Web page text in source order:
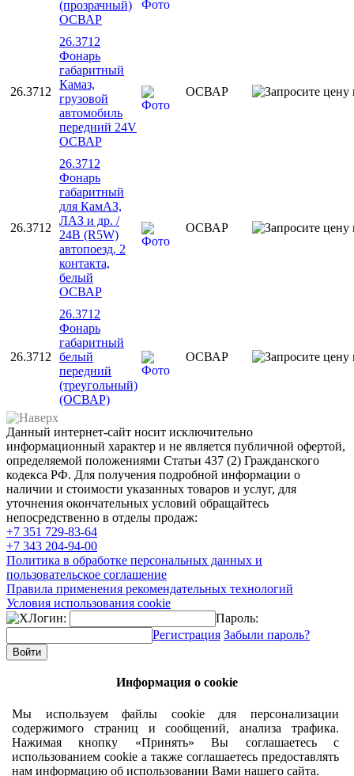
(прозрачный)
ОСВАР
26.3712
26.3712
Фонарь
габаритный
Камаз,
грузовой
автомобиль
передний 24V
ОСВАР
ОСВАР
26.3712
26.3712
Фонарь
габаритный
для КамАЗ,
ЛАЗ и др. /
24В (R5W)
автопоезд, 2
контакта,
белый
ОСВАР
ОСВАР
26.3712
26.3712
Фонарь
габаритный
белый
передний
(треугольный)
(ОСВАР)
ОСВАР
Данный интернет-сайт носит исключительно
информационный характер и не является публичной офертой,
определяемой положениями Статьи 437 (2) Гражданского
кодекса РФ. Для получения подробной информации о
наличии и стоимости указанных товаров и услуг, для
уточнения окончательных условий обращайтесь
непосредственно в отделы продаж:
+7 351 729-83-64
+7 343 204-94-00
Политика в обработке персональных данных и
пользовательское соглашение
Правила применения рекомендательных технологий
Условия использования cookie
Логин:
Пароль:
Регистрация Забыли пароль?
Информация о cookie
Мы используем файлы cookie для персонализации
содержимого страниц и сообщений, анализа трафика.
Нажимая кнопку «Принять» Вы соглашаетесь с
использованием cookie а также соглашаетесь предоставлять
нам информацию об использовании Вами нашего сайта.